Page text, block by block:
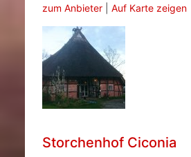
zum Anbieter| Auf Karte zeigen
Storchenhof Ciconia